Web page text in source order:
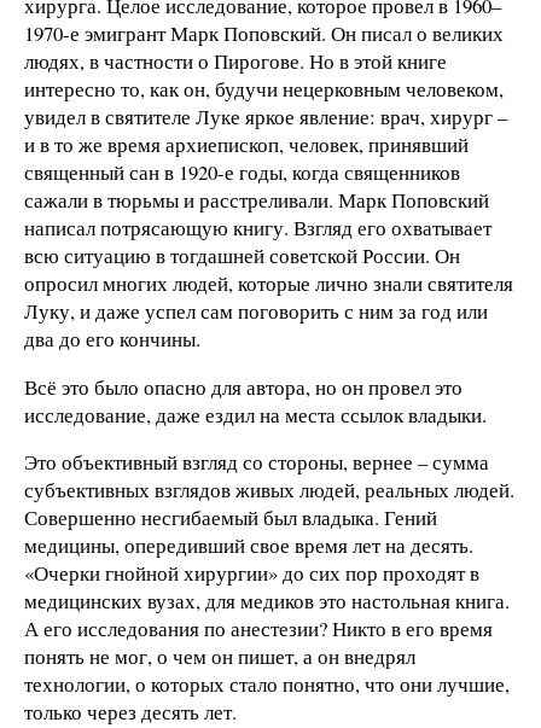
1970-е эмигрант Марк Поповский. Он писал о великих
людях, в частности о Пирогове. Но в этой книге
интересно то, как он, будучи нецерковным человеком,
увидел в святителе Луке яркое явление: врач, хирург –
и в то же время архиепископ, человек, принявший
священный сан в 1920-е годы, когда священников
сажали в тюрьмы и расстреливали. Марк Поповский
написал потрясающую книгу. Взгляд его охватывает
всю ситуацию в тогдашней советской России. Он
опросил многих людей, которые лично знали святителя
Луку, и даже успел сам поговорить с ним за год или
два до его кончины.
Всё это было опасно для автора, но он провел это
исследование, даже ездил на места ссылок владыки.
Это объективный взгляд со стороны, вернее – сумма
субъективных взглядов живых людей, реальных людей.
Совершенно несгибаемый был владыка. Гений
медицины, опередивший свое время лет на десять.
«Очерки гнойной хирургии» до сих пор проходят в
медицинских вузах, для медиков это настольная книга.
А его исследования по анестезии? Никто в его время
понять не мог, о чем он пишет, а он внедрял
технологии, о которых стало понятно, что они лучшие,
только через десять лет.